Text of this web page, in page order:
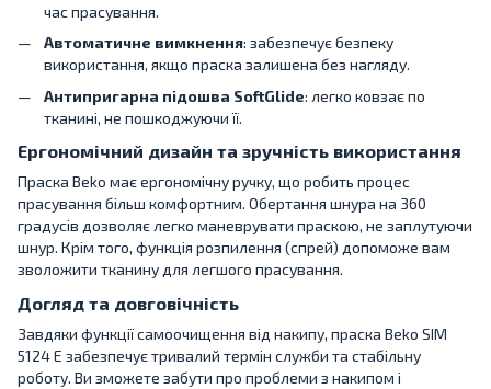
час прасування.
Автоматичне вимкнення: забезпечує безпеку
використання, якщо праска залишена без нагляду.
Антипригарна підошва SoftGlide: легко ковзає по
тканині, не пошкоджуючи її.
Ергономічний дизайн та зручність використання
Праска Beko має ергономічну ручку, що робить процес
прасування більш комфортним. Обертання шнура на 360
градусів дозволяє легко маневрувати праскою, не заплутуючи
шнур. Крім того, функція розпилення (спрей) допоможе вам
зволожити тканину для легшого прасування.
Догляд та довговічність
Завдяки функції самоочищення від накипу, праска Beko SIM
5124 E забезпечує тривалий термін служби та стабільну
роботу. Ви зможете забути про проблеми з накипом і